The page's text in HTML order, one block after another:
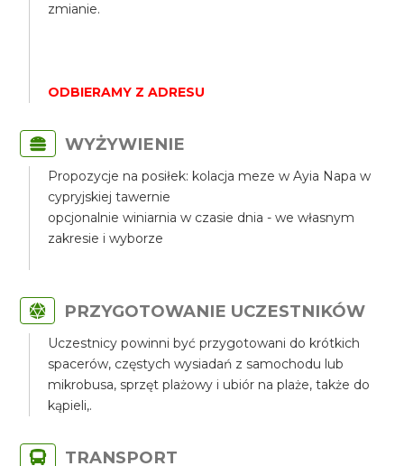
zmianie.
ODBIERAMY Z ADRESU
WYŻYWIENIE
Propozycje na posiłek: kolacja meze w Ayia Napa w
cypryjskiej tawernie
opcjonalnie winiarnia w czasie dnia - we własnym
zakresie i wyborze
PRZYGOTOWANIE UCZESTNIKÓW
Uczestnicy powinni być przygotowani do krótkich
spacerów, częstych wysiadań z samochodu lub
mikrobusa, sprzęt plażowy i ubiór na plaże, także do
kąpieli,.
TRANSPORT